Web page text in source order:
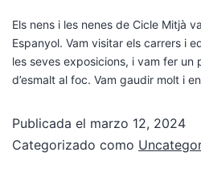
Els nens i les nenes de Cicle Mitjà
Espanyol. Vam visitar els carrers i
les seves exposicions, i vam fer un
d’esmalt al foc. Vam gaudir molt i
Publicada el marzo 12, 2024
Categorizado como